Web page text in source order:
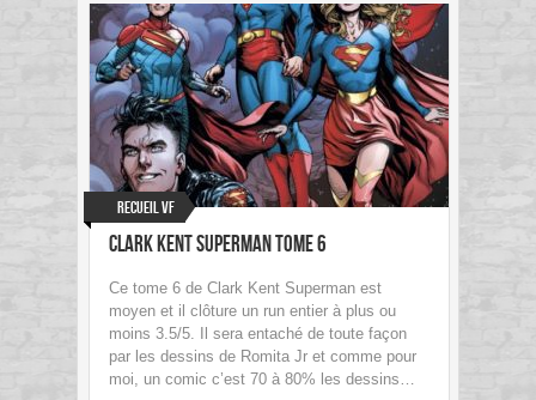
Recueil VF
Clark Kent Superman Tome 6
Ce tome 6 de Clark Kent Superman est
moyen et il clôture un run entier à plus ou
moins 3.5/5. Il sera entaché de toute façon
par les dessins de Romita Jr et comme pour
moi, un comic c’est 70 à 80% les dessins…